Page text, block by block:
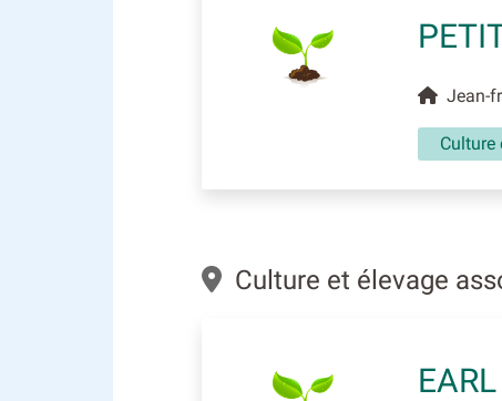
Jean-
Culture
Culture et élevage